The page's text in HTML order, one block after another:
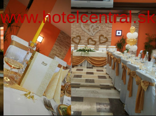
www.hotelcentral.sk